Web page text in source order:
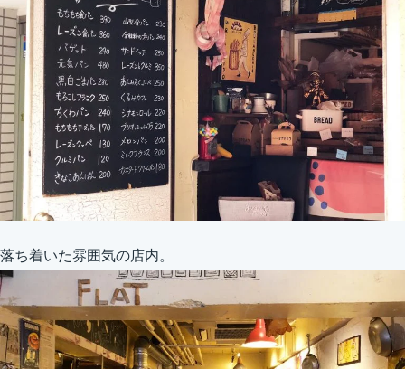
落ち着いた雰囲気の店内。